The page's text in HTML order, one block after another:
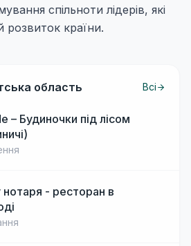
спільноти лідерів, які
розвиток країни.
область Всі
– Будиночки під лісом
- ресторан в